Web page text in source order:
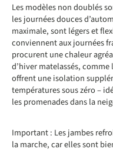
Les modèles non doublés
les journées douces
maximale, sont légers et
conviennent aux journées
procurent une chaleur
d’hiver matelassés,
offrent une isolation
températures sous zéro –
les promenades dans la
Important : Les jambes
la marche, car elles sont